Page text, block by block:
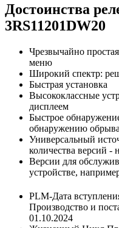
Достоинства
3RS11201DW20
Чрезвычайно
меню
Широкий спектр:
Быстрая установка
Высококлассные
дисплеем
Быстрое
обнаружению
Универсальный
количества версий -
Версии для
устройстве,
PLM-Дата
Производство и
01.10.2024